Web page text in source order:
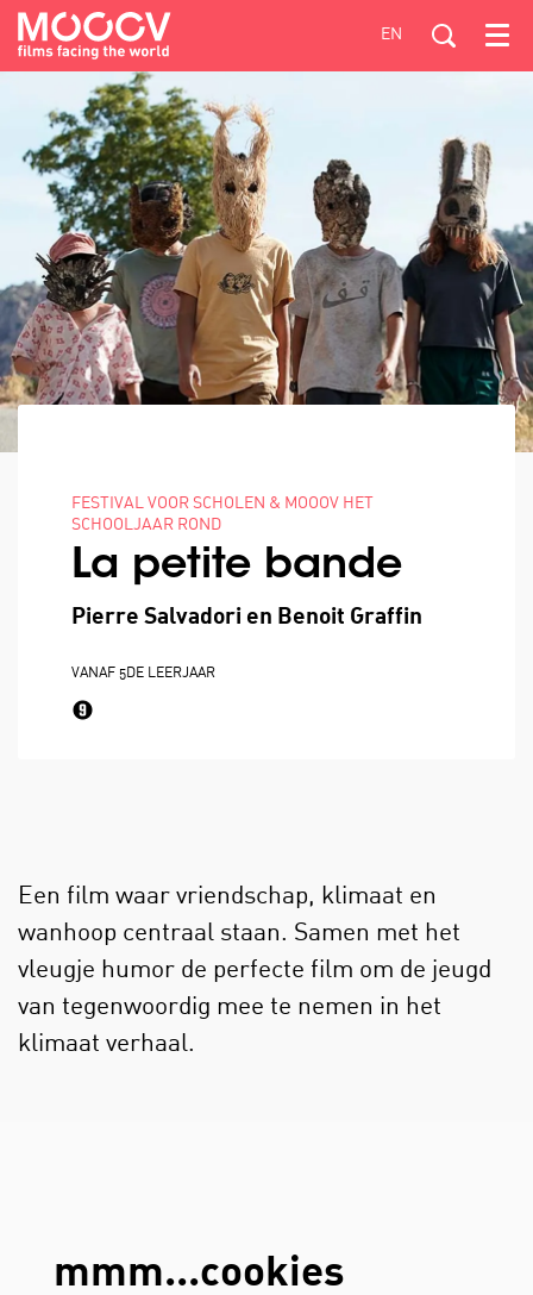
EN Menu
La petite bande
Pierre Salvadori en Benoit Graffin
FESTIVAL VOOR SCHOLEN & MOOOV HET
SCHOOLJAAR ROND
VANAF 5DE LEERJAAR
Een film waar vriendschap, klimaat en
wanhoop centraal staan. Samen met het
vleugje humor de perfecte film om de jeugd
van tegenwoordig mee te nemen in het
klimaat verhaal.
mmm...cookies